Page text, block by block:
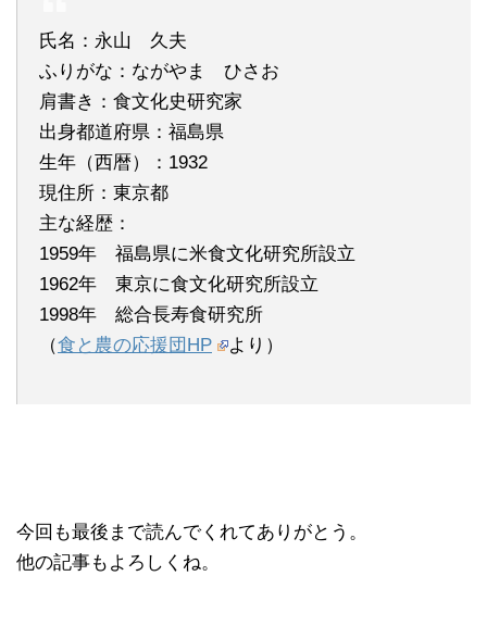
氏名：永山 久夫
ふりがな：ながやま ひさお
肩書き：食文化史研究家
出身都道府県：福島県
生年（西暦）：1932
現住所：東京都
主な経歴：
1959年 福島県に米食文化研究所設立
1962年 東京に食文化研究所設立
1998年 総合長寿食研究所
（食と農の応援団HP より）
今回も最後まで読んでくれてありがとう。
他の記事もよろしくね。